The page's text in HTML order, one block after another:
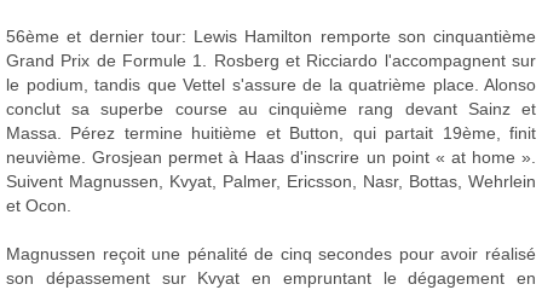
56ème et dernier tour: Lewis Hamilton remporte son cinquantième
Grand Prix de Formule 1. Rosberg et Ricciardo l'accompagnent sur
le podium, tandis que Vettel s'assure de la quatrième place. Alonso
conclut sa superbe course au cinquième rang devant Sainz et
Massa. Pérez termine huitième et Button, qui partait 19ème, finit
neuvième. Grosjean permet à Haas d'inscrire un point « at home ».
Suivent Magnussen, Kvyat, Palmer, Ericsson, Nasr, Bottas, Wehrlein
et Ocon.
Magnussen reçoit une pénalité de cinq secondes pour avoir réalisé
son dépassement sur Kvyat en empruntant le dégagement en